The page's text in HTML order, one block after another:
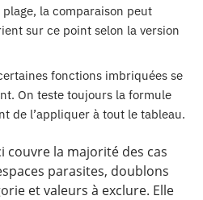
la comparaison peut
sur ce point selon la version
fonctions imbriquées se
On teste toujours la formule
de l’appliquer à tout le tableau.
couvre la majorité des cas
parasites, doublons
et valeurs à exclure. Elle